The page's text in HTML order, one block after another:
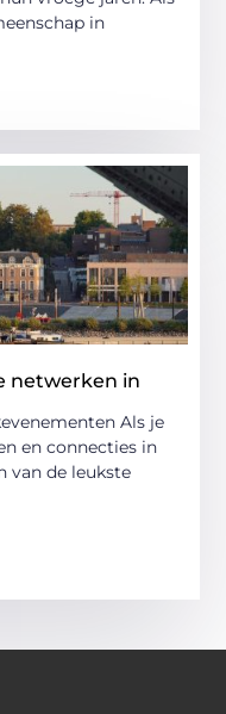
in
netwerken in
Als je
en connecties in
van de leukste